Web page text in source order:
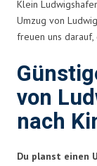
Klein
Umzug von
freuen uns
von
nach
Du planst einen